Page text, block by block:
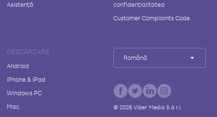
Asistență
confidențialitatea
Customer Complaints Code
DESCĂRCARE
Android
iPhone & iPad
Windows PC
Mac
Română
© 2026Viber Media S.à r.l.